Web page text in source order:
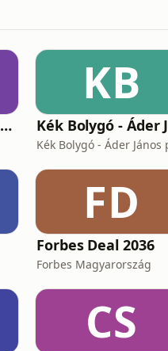
KovacsekPodcast - Értékes beszélgetések
KB
FD
Forbes Deal 2036
Forbes Magyarország
CS